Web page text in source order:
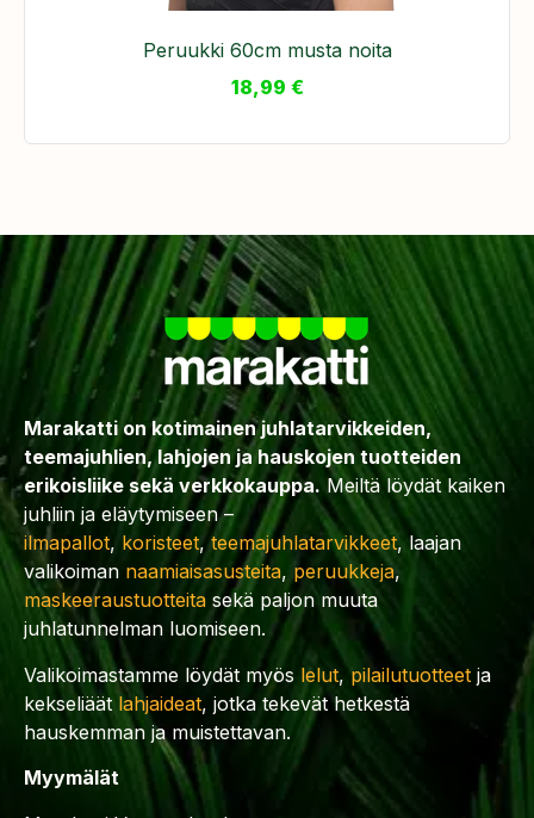
Peruukki 60cm musta noita
18,99 €
Marakatti on kotimainen juhlatarvikkeiden,
teemajuhlien, lahjojen ja hauskojen tuotteiden
erikoisliike sekä verkkokauppa. Meiltä löydät kaiken
juhliin ja eläytymiseen –
ilmapallot, koristeet,teemajuhlatarvikkeet, laajan
valikoiman naamiaisasusteita, peruukkeja,
maskeeraustuotteita sekä paljon muuta
juhlatunnelman luomiseen.
Valikoimastamme löydät myös lelut,pilailutuotteet ja
kekseliäät lahjaideat, jotka tekevät hetkestä
hauskemman ja muistettavan.
Myymälät